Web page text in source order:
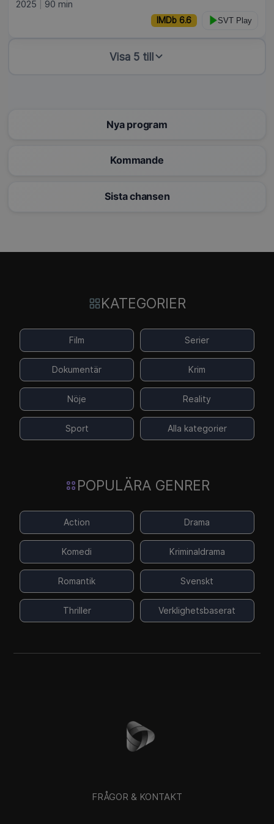
2025 90 min
IMDb 6.6 SVT Play
Visa 5 till
Nya program
Kommande
Sista chansen
KATEGORIER
Film Serier
Dokumentär Krim
Nöje Reality
Sport Alla kategorier
POPULÄRA GENRER
Action Drama
Komedi Kriminaldrama
Romantik Svenskt
Thriller Verklighetsbaserat
FRÅGOR & KONTAKT